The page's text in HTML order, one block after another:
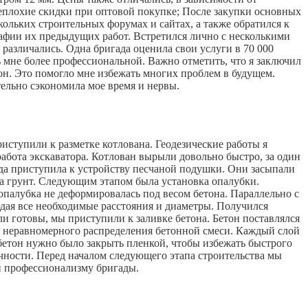
скидки при оптовой покупке; После закупки основных
строительных форумах и сайтах, а также обратился к
их предыдущих работ. Встретился лично с несколькими
Одна бригада оценила свои услуги в 70 000
более профессиональной. Важно отметить, что я заключил
Это помогло мне избежать многих проблем в будущем.
сэкономила мое время и нервы.
к разметке котлована. Геодезические работы я
экскаватора. Котлован вырыли довольно быстро, за один
приступила к устройству песчаной подушки. Они засыпали
грунт. Следующим этапом была установка опалубки.
не деформировалась под весом бетона. Параллельно с
все необходимые расстояния и диаметры. Получился
мы приступили к заливке бетона. Бетон поставлялся
неравномерного распределения бетонной смеси. Каждый слой
нужно было закрыть пленкой, чтобы избежать быстрого
Перед началом следующего этапа строительства мы
профессионализму бригады.